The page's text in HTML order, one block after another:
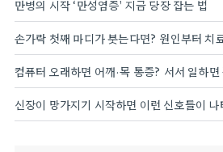
만병의 시작 ‘만성염증' 지금 당장 잡는 법